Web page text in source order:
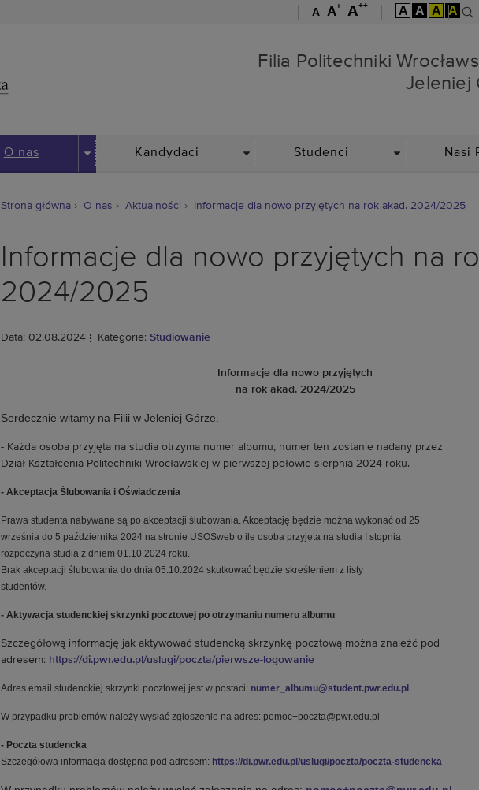
A A+ A++ A A A A
Filia Politechniki Wrocławskiej w
Filia Politechniki
Jeleniej
O nas
DROPDOWN
Kandydaci Studenci Nasi
Strona główna O nas Aktualności Informacje dla nowo przyjętych na rok akad. 2024/2025
Informacje dla nowo przyjętych na
2024/2025
Data: 02.08.2024 Kategorie: Studiowanie
Informacje dla nowo przyjętych
na rok akad. 2024/2025
Serdecznie witamy na Filii w Jeleniej Górze.
- Każda osoba przyjęta na studia otrzyma numer albumu, numer ten zostanie nadany przez
Dział Kształcenia Politechniki Wrocławskiej w pierwszej połowie sierpnia 2024 roku.
- Akceptacja Ślubowania i Oświadczenia
Prawa studenta nabywane są po akceptacji ślubowania. Akceptację będzie można wykonać od 25
września do 5 października 2024 na stronie USOSweb o ile osoba przyjęta na studia I stopnia
rozpoczyna studia z dniem 01.10.2024 roku.
Brak akceptacji ślubowania do dnia 05.10.2024 skutkować będzie skreśleniem z listy
studentów.
- Aktywacja studenckiej skrzynki pocztowej po otrzymaniu numeru albumu
Szczegółową informację jak aktywować studencką skrzynkę pocztową można znaleźć pod
adresem: https://di.pwr.edu.pl/uslugi/poczta/pierwsze-logowanie
Adres email studenckiej skrzynki pocztowej jest w postaci: numer_albumu@student.pwr.edu.pl
W przypadku problemów należy wysłać zgłoszenie na adres: pomoc+poczta@pwr.edu.pl
- Poczta studencka
Szczegółowa informacja dostępna pod adresem: https://di.pwr.edu.pl/uslugi/poczta/poczta-studencka